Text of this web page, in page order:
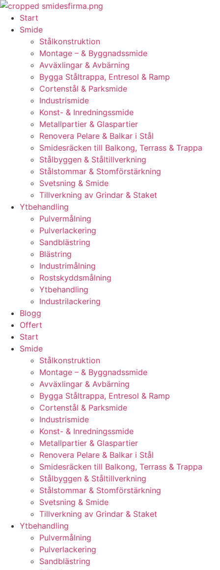
Skip
content
Start
Smide
Stålkonstruktion
Montage – & Byggnadssmide
Avväxlingar & Avbärning
Bygga Ståltrappa, Entresol & Ramp
Cortenstål & Parksmide
Industrismide
Konst- & Inredningssmide
Metallpartier & Glaspartier
Renovera Pelare & Balkar i Stål
Smidesräcken till Balkong, Terrass & Trappa
Stålbyggen & Ståltillverkning
Stålstommar & Stomförstärkning
Svetsning & Smide
Tillverkning av Grindar & Staket
Ytbehandling
Pulvermålning
Pulverlackering
Sandblästring
Blästring
Industrimålning
Rostskyddsmålning
Ytbehandling
Industrilackering
Blogg
Offert
Start
Smide
Stålkonstruktion
Montage – & Byggnadssmide
Avväxlingar & Avbärning
Bygga Ståltrappa, Entresol & Ramp
Cortenstål & Parksmide
Industrismide
Konst- & Inredningssmide
Metallpartier & Glaspartier
Renovera Pelare & Balkar i Stål
Smidesräcken till Balkong, Terrass & Trappa
Stålbyggen & Ståltillverkning
Stålstommar & Stomförstärkning
Svetsning & Smide
Tillverkning av Grindar & Staket
Ytbehandling
Pulvermålning
Pulverlackering
Sandblästring